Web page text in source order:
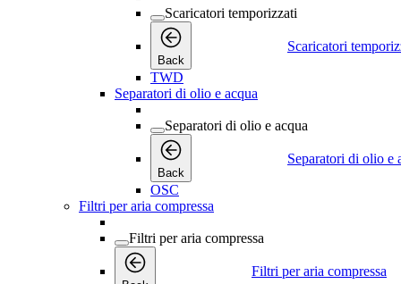
Scaricatori temporizzati
Back
Scaricatori
TWD
Separatori di olio e acqua
Separatori di olio e acqua
Back
Separatori di olio e
OSC
Filtri per aria compressa
Filtri per aria compressa
Filtri per aria compressa